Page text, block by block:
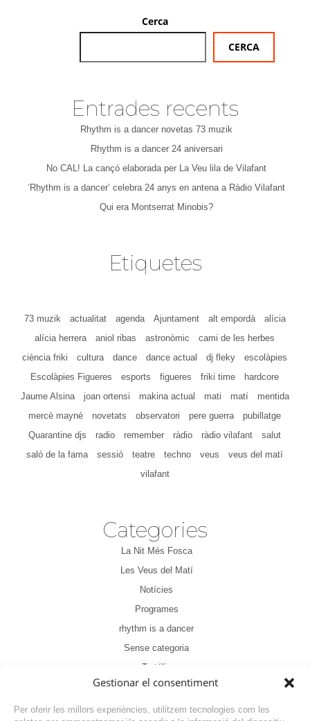
Gestionar el consentiment
Per oferir les millors experiències, utilitzem tecnologies com les
Cerca
CERCA
Entrades recents
Rhythm is a dancer novetas 73 muzik
Rhythm is a dancer 24 aniversari
No CAL! La cançó elaborada per La Veu lila de Vilafant
‘Rhythm is a dancer’ celebra 24 anys en antena a Ràdio Vilafant
Qui era Montserrat Minobis?
Etiquetes
73 muzik actualitat agenda Ajuntament alt empordà
alícia
alícia herrera
aniol ribas astronòmic
cami de les herbes
ciència friki
cultura dance dance actual dj fleky
escolàpies
Escolàpies Figueres
esports figueres friki time
hardcore
Jaume Alsina
joan ortensi makina actual mati matí
mentida
mercè mayné
novetats observatori pere guerra
pubillatge
Quarantine djs
radio remember ràdio ràdio vilafant
salut
saló de la fama
sessió teatre techno veus
veus del matí
vilafant
Categories
La Nit Més Fosca
Les Veus del Matí
Notícies
Programes
rhythm is a dancer
Sense categoria
Tertúlia